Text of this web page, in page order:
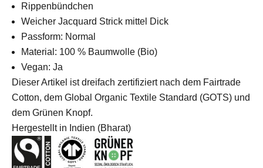
Rippenbündchen
Weicher Jacquard Strick mittel Dick
Passform: Normal
Material: 100 % Baumwolle (Bio)
Vegan: Ja
Dieser Artikel ist dreifach zertifiziert nach dem Fairtrade
Cotton, dem Global Organic Textile Standard (GOTS) und
dem Grünen Knopf.
Hergestellt in Indien (Bharat)